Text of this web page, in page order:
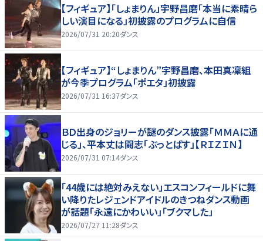
【フィギュア】「しょまりん」宇野昌磨「本当に素晴ら
しい演目になる」初披露のプログラムに自信
2026/07/31 20:20ダンス
【フィギュア】“しょまりん”宇野昌磨、本田真凜組
が今季プログラム「ポエタ」初披露
2026/07/31 16:37ダンス
ＢＤ出身のジョリーが謎のダンス披露「ＭＭＡに通
じる」、平本丈は闘志「ぶっとばす」【ＲＩＺＩＮ】
2026/07/31 07:14ダンス
「44歳には絶対みえない」エスコンフィールドに舞
い降りたレジェンドアイドルのきつねダンス動画
が話題「永遠にかわいい」「ブクマした」
2026/07/27 11:28ダンス